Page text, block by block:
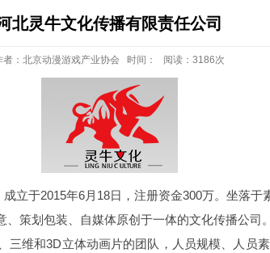
北灵牛文化传播有限责任公司
者：北京动漫游戏产业协会 时间： 阅读：3186次
立于2015年6月18日，注册资金300万。坐落于
策划包装、自媒体原创于一体的文化传播公司。
三维和3D立体动画片的团队，人员规模、人员